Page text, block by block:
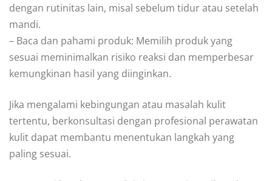
dengan rutinitas lain, misal sebelum tidur atau setelah
mandi.
– Baca dan pahami produk: Memilih produk yang
sesuai meminimalkan risiko reaksi dan memperbesar
kemungkinan hasil yang diinginkan.
Jika mengalami kebingungan atau masalah kulit
tertentu, berkonsultasi dengan profesional perawatan
kulit dapat membantu menentukan langkah yang
paling sesuai.